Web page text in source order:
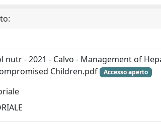
- 2021 - Calvo - Management of
Children.pdf
Accesso aperto